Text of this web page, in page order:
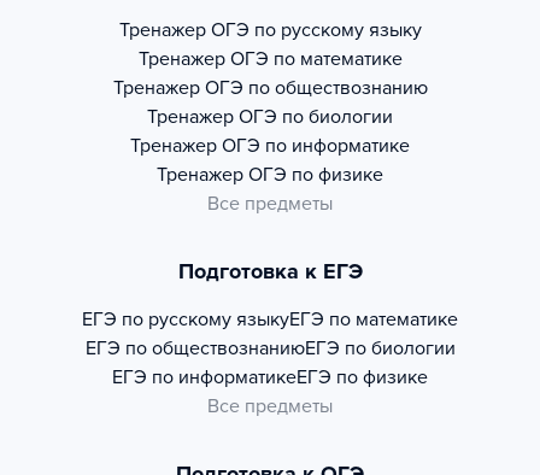
Тренажер ОГЭ по русскому языку
Тренажер ОГЭ по математике
Тренажер ОГЭ по обществознанию
Тренажер ОГЭ по биологии
Тренажер ОГЭ по информатике
Тренажер ОГЭ по физике
Все предметы
Подготовка к ЕГЭ
ЕГЭ по русскому языкуЕГЭ по математике
ЕГЭ по обществознаниюЕГЭ по биологии
ЕГЭ по информатикеЕГЭ по физике
Все предметы